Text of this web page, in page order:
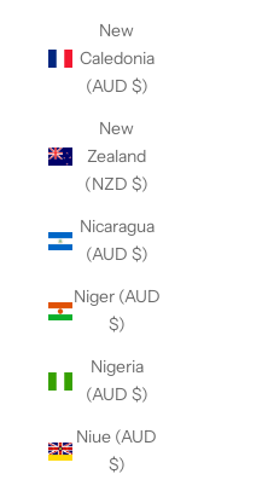
New
Caledonia
(AUD $)
New
Zealand
(NZD $)
Nicaragua
(AUD $)
Niger (AUD
$)
Nigeria
(AUD $)
Niue (AUD
$)